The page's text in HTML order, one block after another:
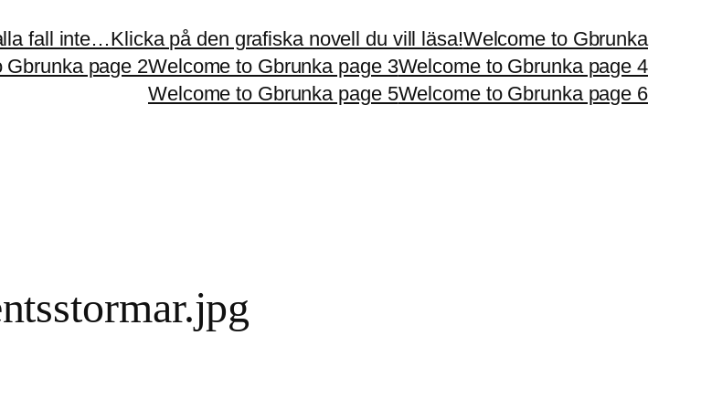
fall inte…Klicka på den grafiska novell du vill läsa!Welcome to Gbrunka
Gbrunka page 2Welcome to Gbrunka page 3Welcome to Gbrunka page 4
Welcome to Gbrunka page 5Welcome to Gbrunka page 6